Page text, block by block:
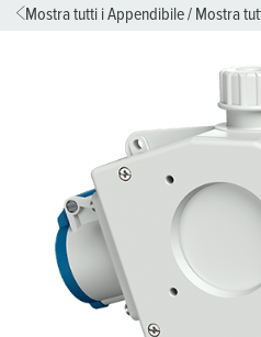
Mostra tutti i Appendibile/ Mostra